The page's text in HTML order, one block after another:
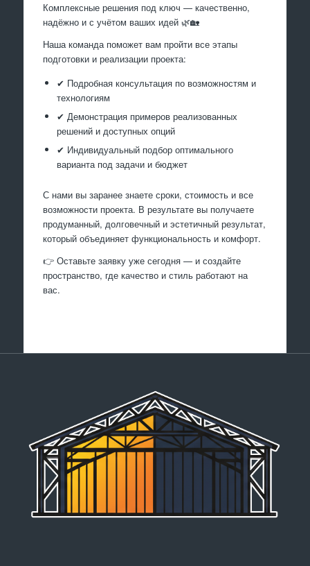
Комплексные решения под ключ — качественно,
надёжно и с учётом ваших идей 🌿🏡
Наша команда поможет вам пройти все этапы
подготовки и реализации проекта:
✔ Подробная консультация по возможностям и
технологиям
✔ Демонстрация примеров реализованных
решений и доступных опций
✔ Индивидуальный подбор оптимального
варианта под задачи и бюджет
С нами вы заранее знаете сроки, стоимость и все
возможности проекта. В результате вы получаете
продуманный, долговечный и эстетичный результат,
который объединяет функциональность и комфорт.
👉 Оставьте заявку уже сегодня — и создайте
пространство, где качество и стиль работают на
вас.